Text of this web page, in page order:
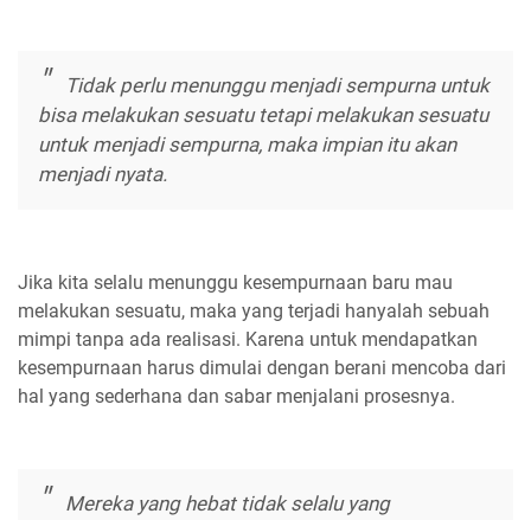
Tidak perlu menunggu menjadi sempurna untuk
bisa melakukan sesuatu tetapi melakukan sesuatu
untuk menjadi sempurna, maka impian itu akan
menjadi nyata.
Jika kita selalu menunggu kesempurnaan baru mau
melakukan sesuatu, maka yang terjadi hanyalah sebuah
mimpi tanpa ada realisasi. Karena untuk mendapatkan
kesempurnaan harus dimulai dengan berani mencoba dari
hal yang sederhana dan sabar menjalani prosesnya.
Mereka yang hebat tidak selalu yang